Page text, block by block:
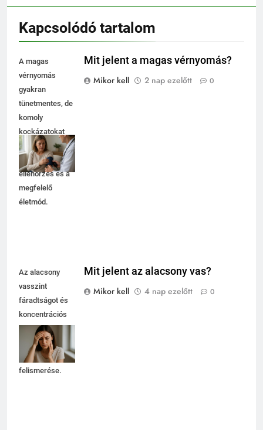
Kapcsolódó tartalom
A magas
vérnyomás
gyakran
tünetmentes, de
komoly
kockázatokat
rejt. Fontos a
rendszeres
ellenőrzés és a
megfelelő
életmód.
Mit jelent a magas vérnyomás?
Mikor kell
2 nap ezelőtt 0
Az alacsony
vasszint
fáradtságot és
koncentrációs
nehézségeket
okozhat, ezért
fontos a tünetek
felismerése.
Mit jelent az alacsony vas?
Mikor kell
4 nap ezelőtt 0